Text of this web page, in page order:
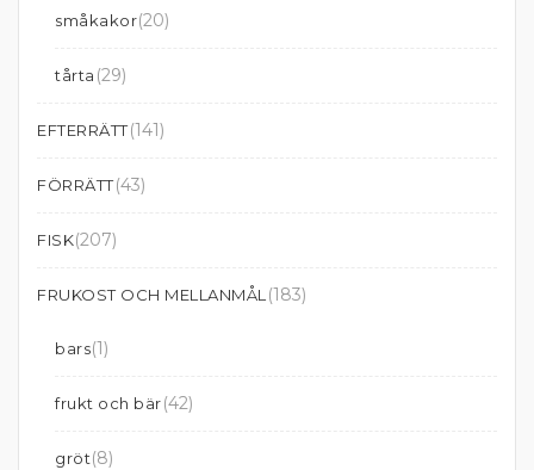
småkakor(20)
tårta (29)
EFTERRÄTT(141)
FÖRRÄTT(43)
FISK(207)
FRUKOST OCH MELLANMÅL (183)
bars(1)
frukt och bär(42)
gröt(8)